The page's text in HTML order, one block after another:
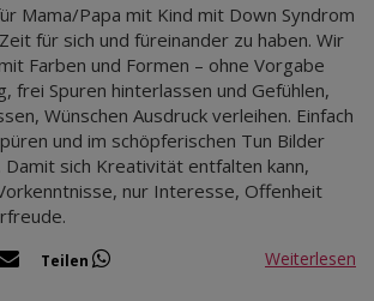
Mama/Papa mit Kind mit Down Syndrom
für sich und füreinander zu haben. Wir
Farben und Formen – ohne Vorgabe
frei Spuren hinterlassen und Gefühlen,
Wünschen Ausdruck verleihen. Einfach
und im schöpferischen Tun Bilder
sich Kreativität entfalten kann,
nur Interesse, Offenheit
Teilen Weiterlesen